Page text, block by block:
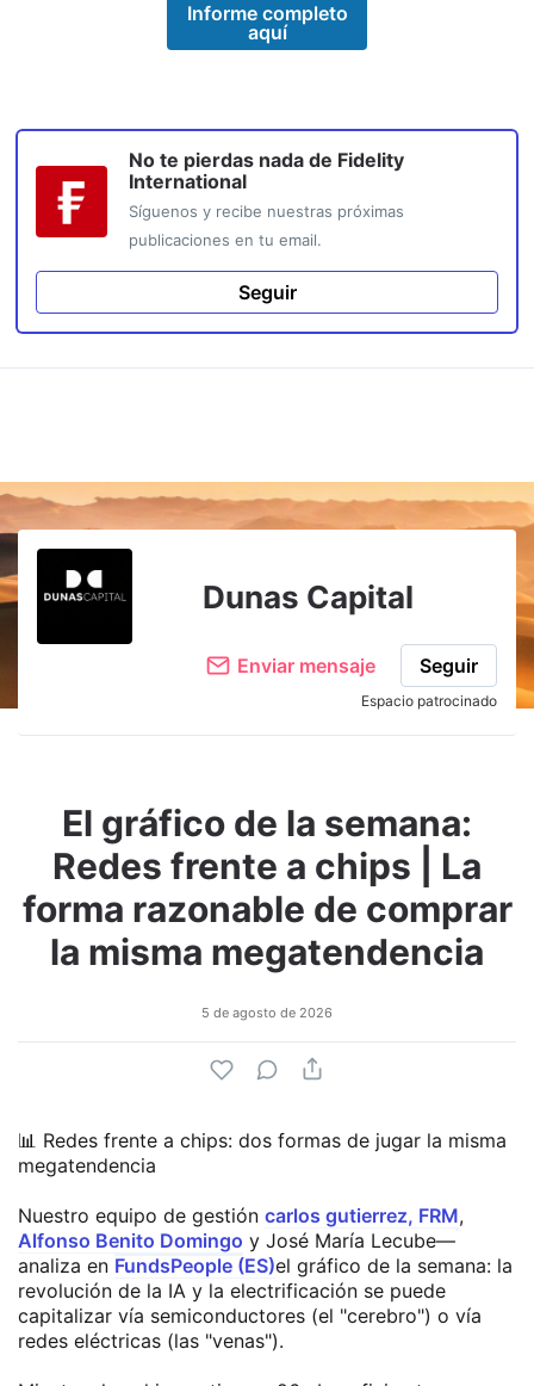
Informe completo
aquí
No te pierdas nada de Fidelity
International
Síguenos y recibe nuestras próximas
publicaciones en tu email.
Seguir
Dunas Capital
Enviar mensaje Seguir
Espacio patrocinado
El gráfico de la semana:
Redes frente a chips | La
forma razonable de comprar
la misma megatendencia
5 de agosto de 2026
📊 Redes frente a chips: dos formas de jugar la misma
megatendencia
Nuestro equipo de gestión carlos gutierrez, FRM,
Alfonso Benito Domingo y José María Lecube—
analiza en FundsPeople (ES)el gráfico de la semana: la
revolución de la IA y la electrificación se puede
capitalizar vía semiconductores (el "cerebro") o vía
redes eléctricas (las "venas").